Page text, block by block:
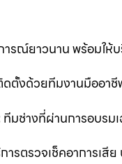
รณ์ยาวนาน พร้อมให้
ตั้งด้วยทีมงานมืออาชี
ทีมช่างที่ผ่านการอบรม
ารตรวจเช็คอาการเสี